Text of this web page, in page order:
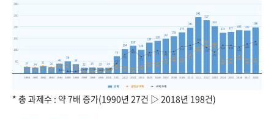
* 총 과제수 : 약 7배 증가(1990년 27건 ▷ 2018년 198건)